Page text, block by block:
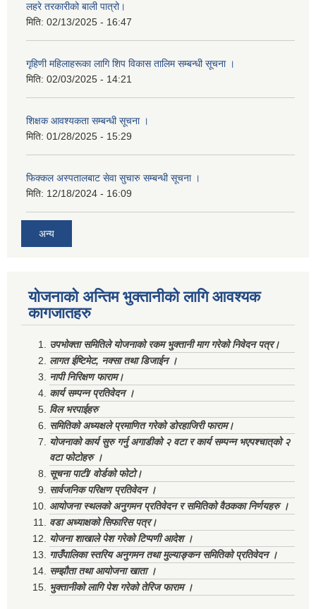
लहरे तरकारीको बाली पात्रो।
मिति: 02/13/2025 - 16:47
गृहिणी महिलाहरूका लागि शिप विकास तालिम सम्बन्धी सूचना ‌।
मिति: 02/03/2025 - 14:21
शिक्षक आवश्यकता सम्बन्धी सूचना ।
मिति: 01/28/2025 - 15:29
फिक्कल अस्पतालबाट सेवा सुचारु सम्बन्धी सूचना ।
मिति: 12/18/2024 - 16:09
अन्य
योजनाको अन्तिम भुक्तानीको लागि आवश्यक
कागजातहरु
उपभोक्ता समितिले योजनाको रकम भुक्तानी माग गरेको निवेदन पत्र।
लागत ईष्टिमेट, नक्सा तथा डिजाईन ।
नापी निरिक्षण फाराम।
कार्य सम्पन्न प्रतिवेदन ।
विल भरपाईहरु
समितिको अध्यक्षले प्रमाणित गरेको डोरहाजिरी फाराम।
योजनाको कार्य सुरु गर्नु अगाडीको २ वटा र कार्य सम्पन्न भएपश्चात्‌को २
वटा फोटोहरु ।
सूचना पाटी/ वोर्डको फोटो।
सार्वजनिक परिक्षण प्रतिवेदन ।
आयोजना स्थलको अनुगमन प्रतिवेदन र समितिको वैठकका निर्णयहरु ।
वडा अध्याक्षको सिफारिस पत्र।
योजना शाखाले पेश गरेको टिप्पणी आदेश ।
गाउँपालिका स्तरिय अनुगमन तथा मुल्याङ्कन समितिको प्रतिवेदन ।
सम्झौता तथा आयोजना खाता ।
भुक्तानीको लागि पेश गरेको तेरिज फाराम ।